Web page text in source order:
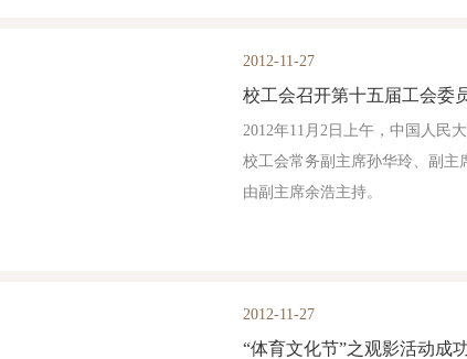
2012-11-27
校工会召开第十五届工会委
2012年11月2日上午，中国人民
校工会常务副主席孙华玲、副主
由副主席余浩主持。
2012-11-27
“体育文化节”之观影活动成